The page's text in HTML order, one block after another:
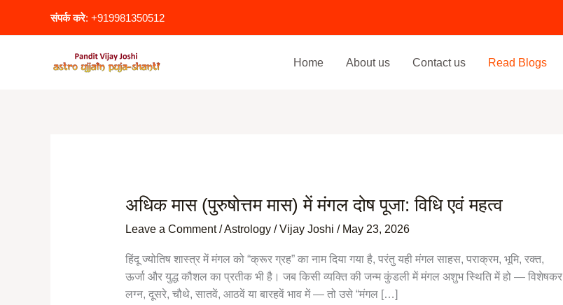
संपर्क करे: +919981350512
Home About us Contact us Read Blogs
अधिक मास (पुरुषोत्तम मास) में मंगल दोष पूजा: विधि एवं महत्व
Leave a Comment /Astrology/Vijay Joshi / May 23, 2026
हिंदू ज्योतिष शास्त्र में मंगल को “क्रूर ग्रह” का नाम दिया गया है, परंतु यही मंगल साहस, पराक्रम, भूमि, रक्त,
ऊर्जा और युद्ध कौशल का प्रतीक भी है। जब किसी व्यक्ति की जन्म कुंडली में मंगल अशुभ स्थिति में हो — विशेषकर
लग्न, दूसरे, चौथे, सातवें, आठवें या बारहवें भाव में — तो उसे “मंगल […]
अधिक
(पुरुषोत्तम
मास)
में
मंगल